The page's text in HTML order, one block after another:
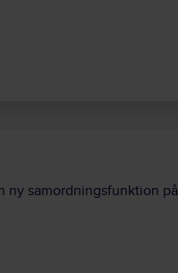
ny samordningsfunktion på